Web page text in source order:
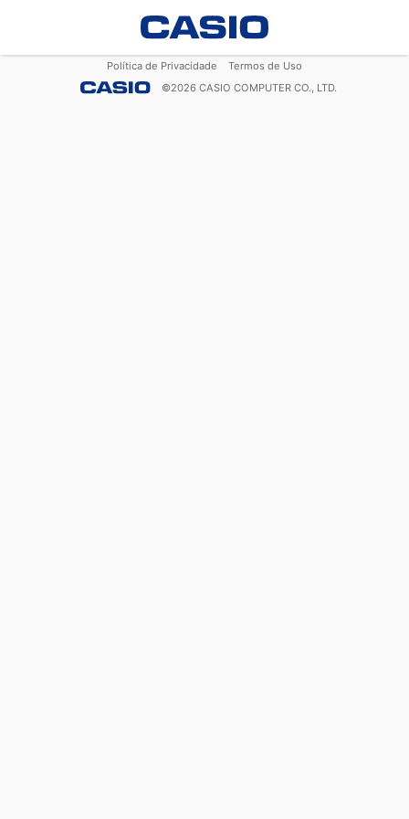
Política de Privacidade
Termos de Uso
©2026 CASIO COMPUTER CO., LTD.